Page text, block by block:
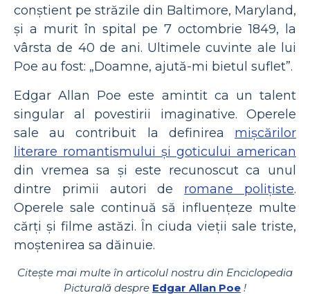
conștient pe străzile din Baltimore, Maryland,
și a murit în spital pe 7 octombrie 1849, la
vârsta de 40 de ani. Ultimele cuvinte ale lui
Poe au fost: „Doamne, ajută-mi bietul suflet”.
Edgar Allan Poe este amintit ca un talent
singular al povestirii imaginative. Operele
sale au contribuit la definirea mișcărilor
literare romantismului și goticului american
din vremea sa și este recunoscut ca unul
dintre primii autori de romane polițiste.
Operele sale continuă să influențeze multe
cărți și filme astăzi. În ciuda vieții sale triste,
moștenirea sa dăinuie.
Citește mai multe în articolul nostru din Enciclopedia
Picturală despre Edgar Allan Poe !